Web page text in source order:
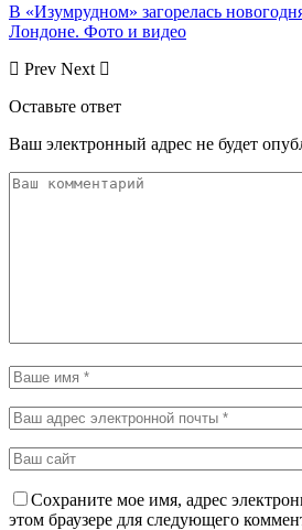
В «Изумрудном» загорелась
Лондоне. Фото и видео
Prev Next
Оставьте ответ
Ваш электронный адрес не будет
Сохраните мое имя, адрес
этом браузере для следующего